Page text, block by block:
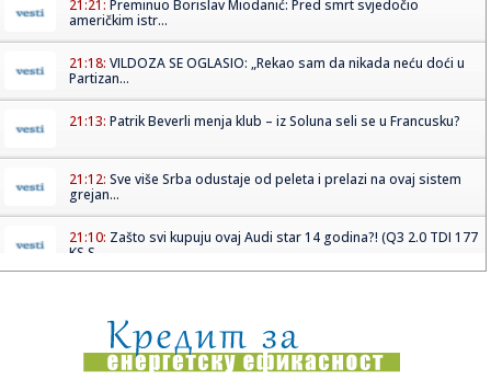
21:21: Preminuo Borislav Miodanić: Pred smrt svjedočio
američkim istr...
21:18: VILDOZA SE OGLASIO: „Rekao sam da nikada neću doći u
Partizan...
21:13: Patrik Beverli menja klub – iz Soluna seli se u Francusku?
21:12: Sve više Srba odustaje od peleta i prelazi na ovaj sistem
grejan...
21:10: Zašto svi kupuju ovaj Audi star 14 godina?! (Q3 2.0 TDI 177
KS S...
21:01:Ova frizura je idealna za letnje vrućine i ne pomera se ceo
dan